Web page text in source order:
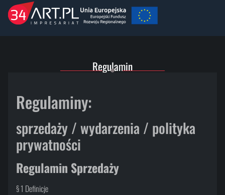
Regulamin
Regulaminy:
sprzedaży / wydarzenia / polityka
prywatności
Regulamin Sprzedaży
§ 1 Definicje